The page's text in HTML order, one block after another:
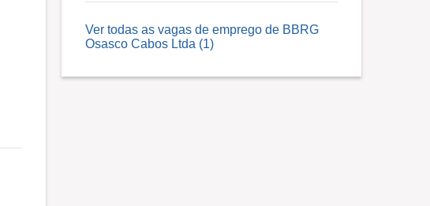
Ver todas as vagas de emprego de BBRG
Osasco Cabos Ltda (1)